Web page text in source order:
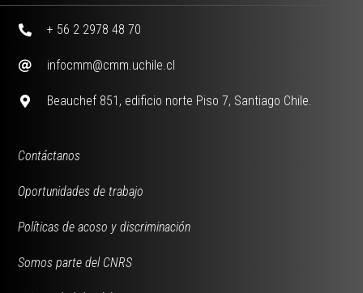
+ 56 2 2978 48 70
infocmm@cmm.uchile.cl
Beauchef 851, edificio norte Piso 7, Santiago Chile.
Contáctanos
Oportunidades de trabajo
Políticas de acoso y discriminación
Somos parte del CNRS